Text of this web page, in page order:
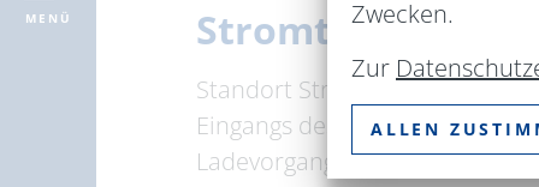
MENÜ Stromtankstelle
Standort Stromtankstelle: Die
Eingangs des
Ladevorgangs ist per …
Zwecken.
Zur
ALLEN